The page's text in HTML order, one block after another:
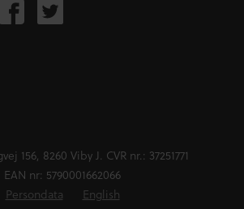
156, 8260 Viby J. CVR nr.: 37251771
EAN nr: 5790001662066
Persondata
English